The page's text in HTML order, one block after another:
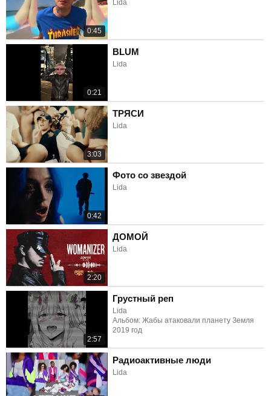
0:45
Lida
0:21
BLUM
Lida
3:03
ТРЯСИ
Lida
0:42
Фото со звездой
Lida
2:20
ДОМОЙ
Lida
2:57
Грустный реп
Lida
Альбом: Жабы атаковали планету Земля
2019 год
Радиоактивные люди
Lida